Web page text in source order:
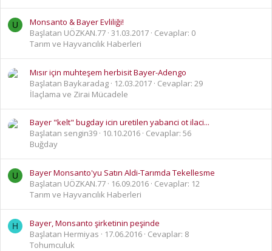
U
Monsanto & Bayer Evliliği!
Başlatan UÖZKAN.77 31.03.2017 Cevaplar: 0
Tarım ve Hayvancılık Haberleri
Mısır için muhteşem herbisit Bayer-Adengo
Başlatan Baykaradag
12.03.2017 Cevaplar: 29
İlaçlama ve Zirai Mücadele
Bayer "kelt" bugday icin uretilen yabanci ot ilaci...
Başlatan sengin39
10.10.2016 Cevaplar: 56
Buğday
U
Bayer Monsanto'yu Satın Aldi-Tarımda Tekellesme
Başlatan UÖZKAN.77
16.09.2016 Cevaplar: 12
Tarım ve Hayvancılık Haberleri
H
Bayer, Monsanto şirketinin peşinde
Başlatan Hermiyas
17.06.2016 Cevaplar: 8
Tohumculuk